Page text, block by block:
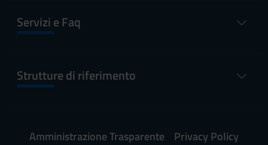
Servizi e Faq
Strutture di riferimento
Amministrazione Trasparente
Privacy Policy